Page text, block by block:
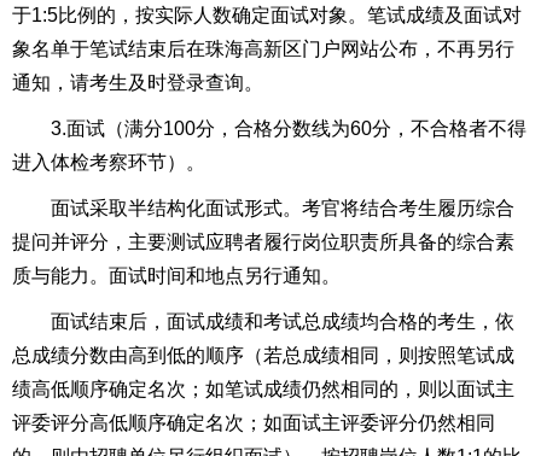
于1:5比例的，按实际人数确定面试对象。笔试成绩及面试对
象名单于笔试结束后在珠海高新区门户网站公布，不再另行
通知，请考生及时登录查询。
3.面试（满分100分，合格分数线为60分，不合格者不得
进入体检考察环节）。
面试采取半结构化面试形式。考官将结合考生履历综合
提问并评分，主要测试应聘者履行岗位职责所具备的综合素
质与能力。面试时间和地点另行通知。
面试结束后，面试成绩和考试总成绩均合格的考生，依
总成绩分数由高到低的顺序（若总成绩相同，则按照笔试成
绩高低顺序确定名次；如笔试成绩仍然相同的，则以面试主
评委评分高低顺序确定名次；如面试主评委评分仍然相同